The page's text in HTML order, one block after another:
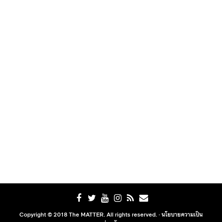
Copyright © 2018 The MATTER. All rights reserved. ·นโยบายความเป็น